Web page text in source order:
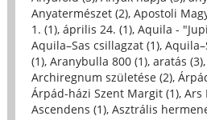
Anyatermészet (2), Apostoli
1. (1), április 24. (1), Aquila -
Aquila–Sas csillagzat (1),
(1), Aranybulla 800 (1), aratás (3),
Archiregnum születése (2),
Árpád-házi Szent Margit (1), Ars
Ascendens (1), Asztrális